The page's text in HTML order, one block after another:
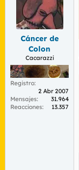
Cáncer de
Colon
Cacarazzi
Registro
2 Abr 2007
Mensajes
31.964
Reacciones
13.357